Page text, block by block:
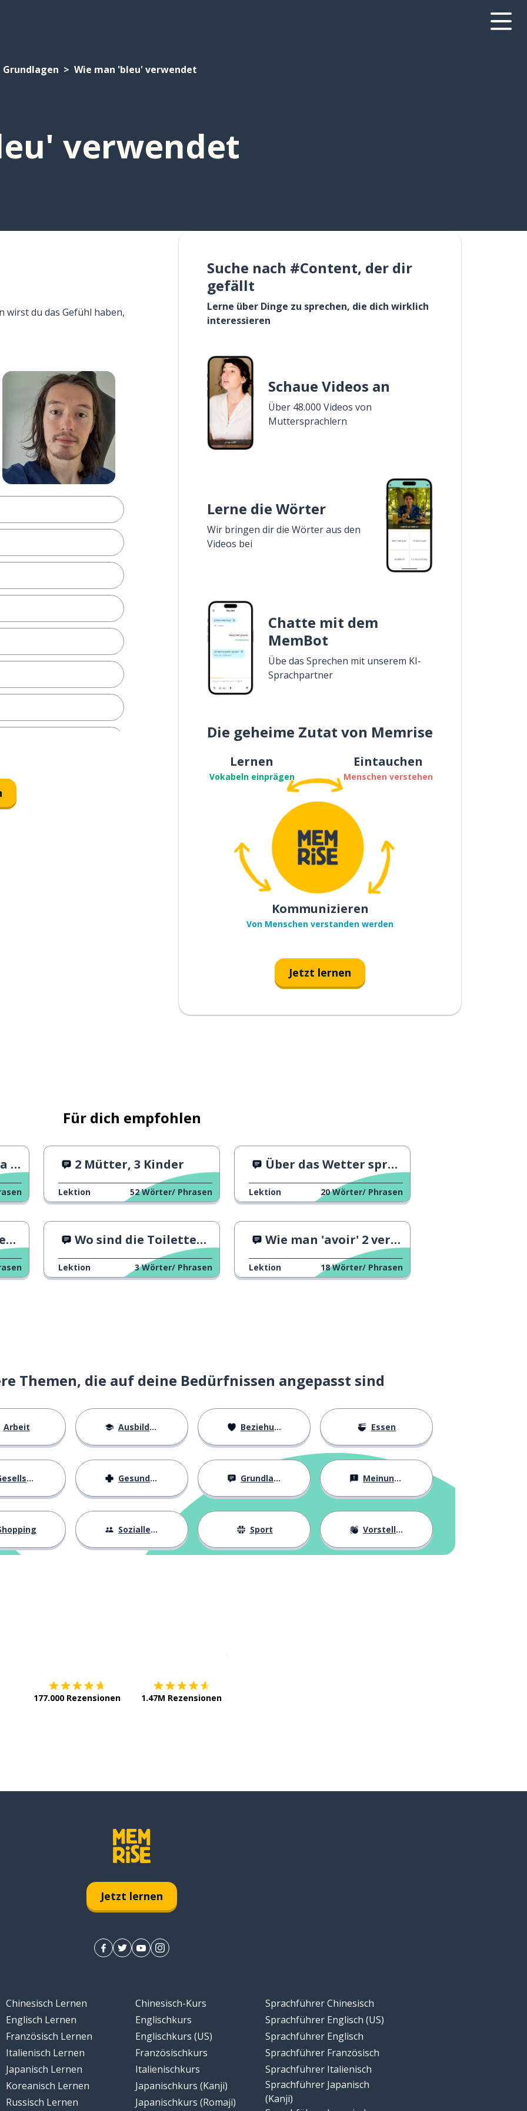
Grundlagen Wie man 'bleu' verwendet
verwendet
wirst du das Gefühl haben,
Suche nach #Content, der dir
gefällt
Lerne über Dinge zu sprechen, die dich wirklich
interessieren
Schaue Videos an
Über 48.000 Videos von
Muttersprachlern
Lerne die Wörter
Wir bringen dir die Wörter aus den
Videos bei
Chatte mit dem
MemBot
Übe das Sprechen mit unserem KI-
Sprachpartner
Die geheime Zutat von Memrise
Lernen
Vokabeln einprägen
Eintauchen
Menschen verstehen
Kommunizieren
Von Menschen verstanden werden
Jetzt lernen
Für dich empfohlen
2 Mütter, 3 Kinder
Lektion 52 Wörter/ Phrasen
Über das Wetter sprechen 2
Lektion 20 Wörter/ Phrasen
Wo sind die Toiletten? 2
Lektion 3 Wörter/ Phrasen
Wie man 'avoir' 2 verwendet
Lektion 18 Wörter/ Phrasen
Themen, die auf deine Bedürfnissen angepasst sind
Arbeit Ausbildung Beziehungen Essen
Gesundheit Grundlagen Meinungen
Sozialleben Sport Vorstellung
177.000 Rezensionen 1.47M Rezensionen
Jetzt lernen
Chinesisch Lernen
Englisch Lernen
Französisch Lernen
Italienisch Lernen
Japanisch Lernen
Koreanisch Lernen
Russisch Lernen
Chinesisch-Kurs
Englischkurs
Englischkurs (US)
Französischkurs
Italienischkurs
Japanischkurs (Kanji)
Japanischkurs (Romaji)
Sprachführer Chinesisch
Sprachführer Englisch (US)
Sprachführer Englisch
Sprachführer Französisch
Sprachführer Italienisch
Sprachführer Japanisch
(Kanji)